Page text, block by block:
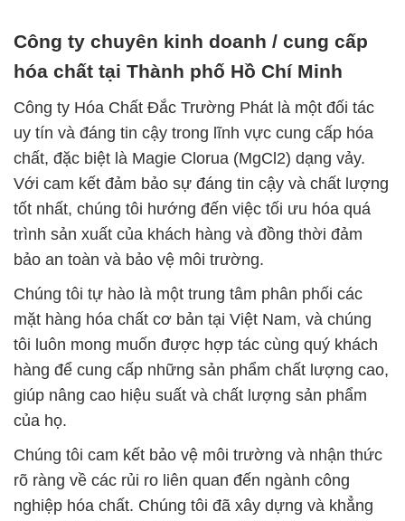
Công ty chuyên kinh doanh / cung cấp
hóa chất tại Thành phố Hồ Chí Minh
Công ty Hóa Chất Đắc Trường Phát là một đối tác
uy tín và đáng tin cậy trong lĩnh vực cung cấp hóa
chất, đặc biệt là Magie Clorua (MgCl2) dạng vảy.
Với cam kết đảm bảo sự đáng tin cậy và chất lượng
tốt nhất, chúng tôi hướng đến việc tối ưu hóa quá
trình sản xuất của khách hàng và đồng thời đảm
bảo an toàn và bảo vệ môi trường.
Chúng tôi tự hào là một trung tâm phân phối các
mặt hàng hóa chất cơ bản tại Việt Nam, và chúng
tôi luôn mong muốn được hợp tác cùng quý khách
hàng để cung cấp những sản phẩm chất lượng cao,
giúp nâng cao hiệu suất và chất lượng sản phẩm
của họ.
Chúng tôi cam kết bảo vệ môi trường và nhận thức
rõ ràng về các rủi ro liên quan đến ngành công
nghiệp hóa chất. Chúng tôi đã xây dựng và khẳng